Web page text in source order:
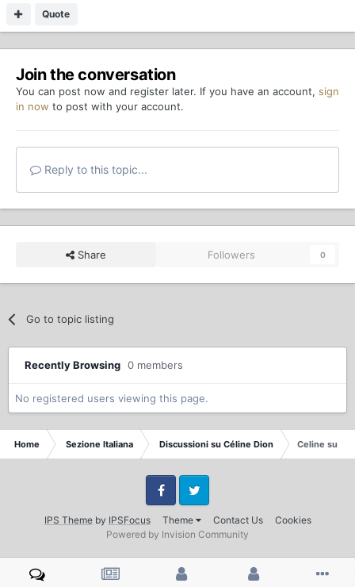
Quote
Join the conversation
You can post now and register later. If you have an account, sign
in now to post with your account.
Reply to this topic...
Share Followers 0
Go to topic listing
Recently Browsing 0 members
No registered users viewing this page.
Home Sezione Italiana Discussioni su Céline Dion Celine su
IPS Themeby IPSFocus Theme Contact Us Cookies
FacebookTwitter
Powered by Invision Community